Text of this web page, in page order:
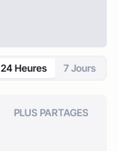
24 Heures 7 Jours
PLUS PARTAGES